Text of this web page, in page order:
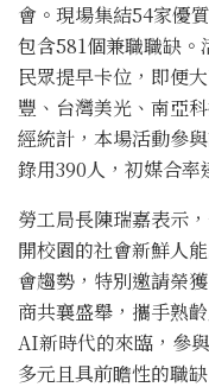
會。現場集結54家優
包含581個兼職職缺
民眾提早卡位，即便
豐、台灣美光、南亞
經統計，本場活動參
錄用390人，初媒合率
勞工局長陳瑞嘉表示
開校園的社會新鮮人
會趨勢，特別邀請榮
商共襄盛舉，攜手熟
AI新時代的來臨，參
多元且具前瞻性的職